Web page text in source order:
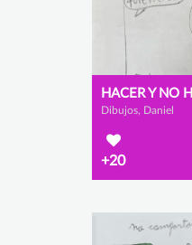
HACER Y NO
Dibujos, Daniel
+20